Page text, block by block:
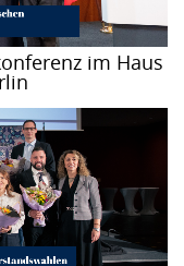
im Haus